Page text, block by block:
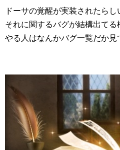
ドーサの覚醒が実装されたらし
それに関するバグが結構出てる
やる人はなんかバグ一覧だか見